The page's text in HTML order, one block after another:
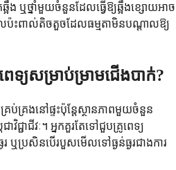
ឆ្អឹង ឬថ្នាំមួយចំនួនដែលធ្វើឱ្យឆ្អឹងខ្សោយអាច
លប៉ះពាល់តិចតួចដែលធម្មតាមិនបណ្តាលឱ្យ
យសម្រាប់ម្រាមជើងបាក់?
រប់គ្រងនៅផ្ទះប៉ុន្តែស្ថានភាពមួយចំនួន
ជាវិជ្ជាជីវៈ។ អ្នកគួរតែទៅជួបគ្រូពេទ្យ
ឬប្រសិនបើរបួសមើលទៅធ្ងន់ធ្ងរជាងការ